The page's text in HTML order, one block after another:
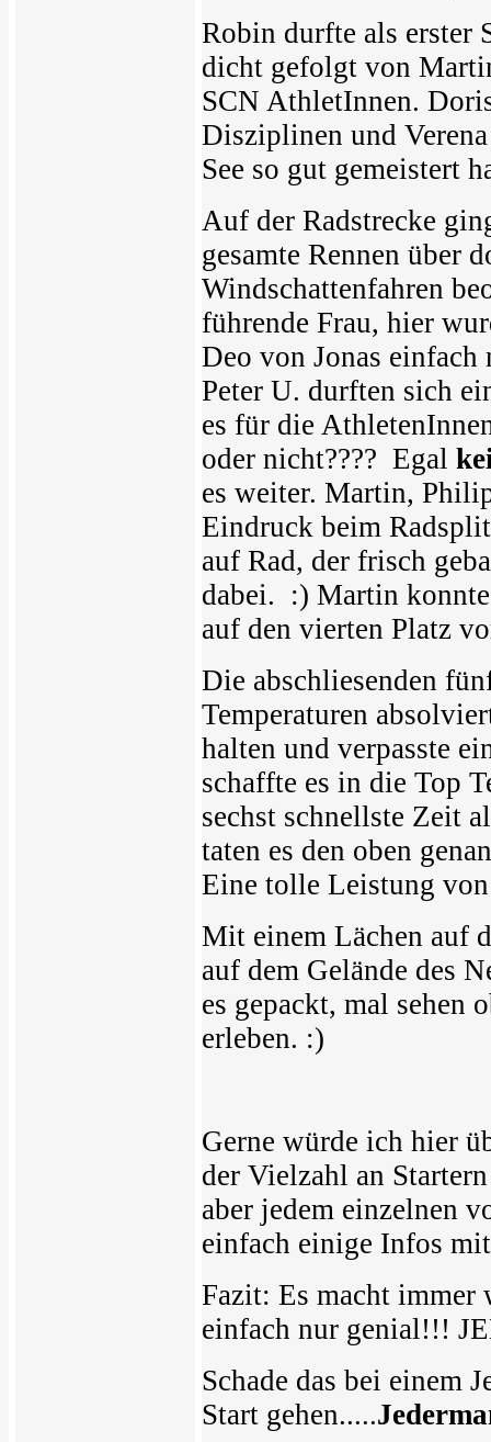
Robin durfte als erster
dicht gefolgt von
SCN AthletInnen.
Disziplinen und
See so gut gemeistert
Auf der Radstrecke
gesamte Rennen über
Windschattenfahren
führende Frau, hier
Deo von Jonas
Peter U. durften sich
es für die
oder nicht???? Egal
es weiter. Martin,
Eindruck beim
auf Rad, der frisch
dabei. :) Martin
auf den vierten Platz
Die abschliesenden
Temperaturen
halten und verpasste
schaffte es in die Top
sechst schnellste Zeit
taten es den oben
Eine tolle Leistung
Mit einem Lächen auf
auf dem Gelände des
es gepackt, mal
erleben. :)
Gerne würde ich hier
der Vielzahl an
aber jedem einzelnen
einfach einige Infos
Fazit: Es macht immer
einfach nur genial!!!
Schade das bei einem
Start gehen.....